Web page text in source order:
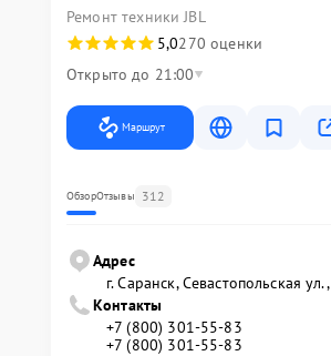
Ремонт техники JBL
5,0270 оценки
Открыто до 21:00
Маршрут
ОбзорОтзывы 312
Адрес
г. Саранск, Севастопольская
Контакты
+7 (800) 301-55-83
+7 (800) 301-55-83